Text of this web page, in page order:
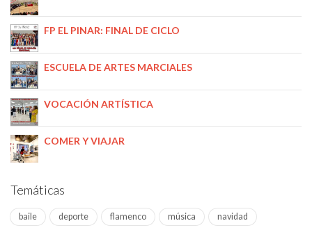
FP EL PINAR: FINAL DE CICLO
ESCUELA DE ARTES MARCIALES
VOCACIÓN ARTÍSTICA
COMER Y VIAJAR
Temáticas
baile deporte flamenco música navidad